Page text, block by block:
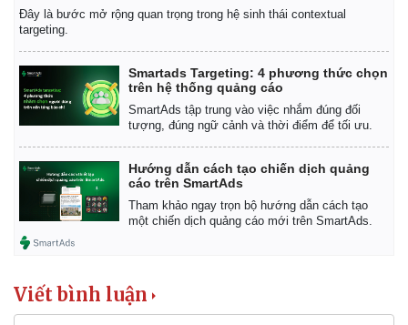
Kinh tế
Bất động sản
Khởi nghiệp
Thị trường
Giá vàng
Tiêu dùng
Tỷ giá
Chứng khoán
Giá cà phê
Đây là bước mở rộng quan trọng trong hệ sinh thái contextual
targeting.
Smartads Targeting: 4 phương thức chọn
trên hệ thống quảng cáo
SmartAds tập trung vào việc nhắm đúng đối
tượng, đúng ngữ cảnh và thời điểm để tối ưu.
Hướng dẫn cách tạo chiến dịch quảng
cáo trên SmartAds
Tham khảo ngay trọn bộ hướng dẫn cách tạo
một chiến dịch quảng cáo mới trên SmartAds.
Viết bình luận